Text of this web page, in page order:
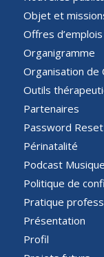
Objet et
Offres d’emplois
Organigramme
Organisation de
Outils
Partenaires
Password Reset
Périnatalité
Podcast
Politique de
Pratique
Présentation
Profil